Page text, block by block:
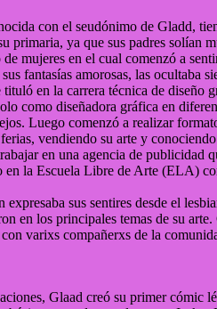
con el seudónimo de Gladd,
primaria, ya que sus padres solían
mujeres en el cual comenzó a
fantasías amorosas, las ocultaba
en la carrera técnica de diseño
como diseñadora gráfica en
Luego comenzó a realizar
vendiendo su arte y
en una agencia de publicidad
en la Escuela Libre de Arte (ELA)
expresaba sus sentires desde el
en los principales temas de su
varixs compañerxs de la
Glaad creó su primer cómic